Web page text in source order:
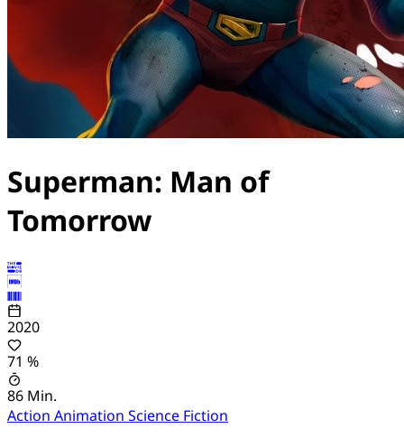
Superman: Man of
Tomorrow
2020
71 %
86 Min.
Action Animation Science Fiction